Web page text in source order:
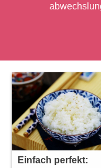
Einfach perfekt: